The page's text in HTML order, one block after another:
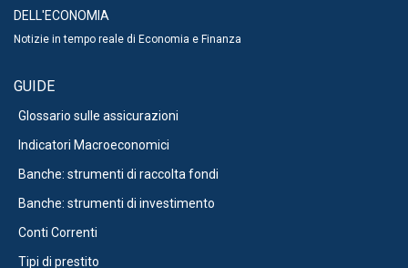
DELL'ECONOMIA
Notizie in tempo reale di Economia e Finanza
GUIDE
Glossario sulle assicurazioni
Indicatori Macroeconomici
Banche: strumenti di raccolta fondi
Banche: strumenti di investimento
Conti Correnti
Tipi di prestito